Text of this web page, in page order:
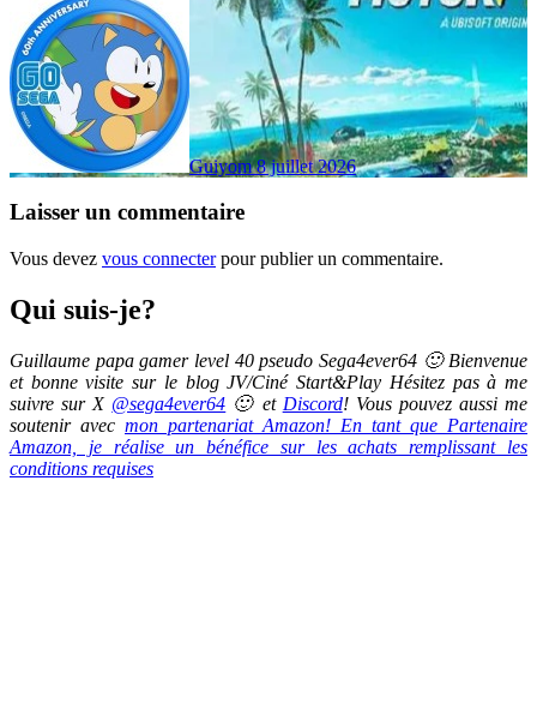
Guiyom8 juillet 2026
Laisser un commentaire
Vous devez vous connecterpour publier un commentaire.
Qui suis-je?
Guillaume papa gamer level 40 pseudo Sega4ever64 🙂 Bienvenue
et bonne visite sur le blog JV/Ciné Start&Play Hésitez pas à me
suivre sur X @sega4ever64 🙂 et Discord! Vous pouvez aussi me
soutenir avec mon partenariat Amazon! En tant que Partenaire
Amazon, je réalise un bénéfice sur les achats remplissant les
conditions requises